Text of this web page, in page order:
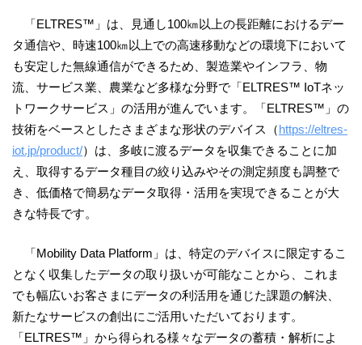
「ELTRES™」は、見通し100㎞以上の長距離におけるデー
タ通信や、時速100㎞以上での高速移動などの環境下において
も安定した無線通信ができるため、製造業やインフラ、物
流、サービス業、農業など多様な分野で「ELTRES™ IoTネッ
トワークサービス」の活用が進んでいます。「ELTRES™」の
技術をベースとしたさまざまな形状のデバイス（https://eltres-
iot.jp/product/）は、多岐に渡るデータを収集できることに加
え、取得するデータ種目の絞り込みやその測定頻度も調整で
き、低価格で簡易なデータ取得・活用を実現できることが大
きな特長です。
「Mobility Data Platform」は、特定のデバイスに限定するこ
となく収集したデータの取り扱いが可能なことから、これま
でも幅広いお客さまにデータの利活用を通じた課題の解決、
新たなサービスの創出にご活用いただいております。
「ELTRES™」から得られる様々なデータの蓄積・解析によ